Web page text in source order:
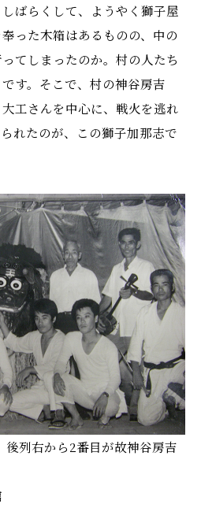
ばらくして、ようやく獅子屋
った木箱はあるものの、中の
てしまったのか。村の人たち
す。そこで、村の神谷房吉
大工さんを中心に、戦火を逃れ
れたのが、この獅子加那志で
後列右から2番目が故神谷房吉